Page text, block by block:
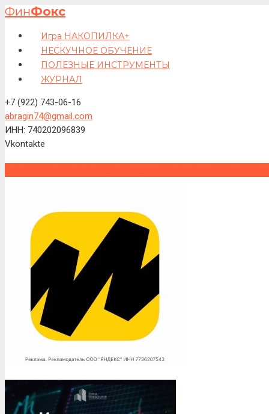
ФинФокс
Игра НАКОПИЛКА+
НЕСКУЧНОЕ ОБУЧЕНИЕ
ПОЛЕЗНЫЕ ИНСТРУМЕНТЫ
ЖУРНАЛ
+7 (922) 743-06-16
abragin74@gmail.com
ИНН: 740202096839
Vkontakte